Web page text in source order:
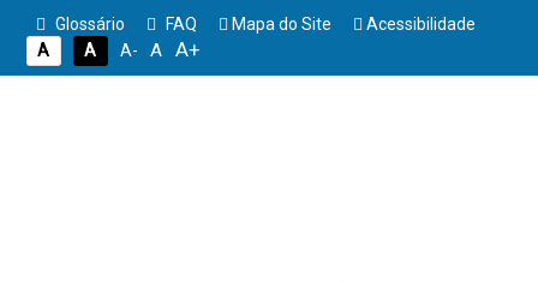
Glossário FAQ Mapa do Site
Acessibilidade
A
A A- A A+